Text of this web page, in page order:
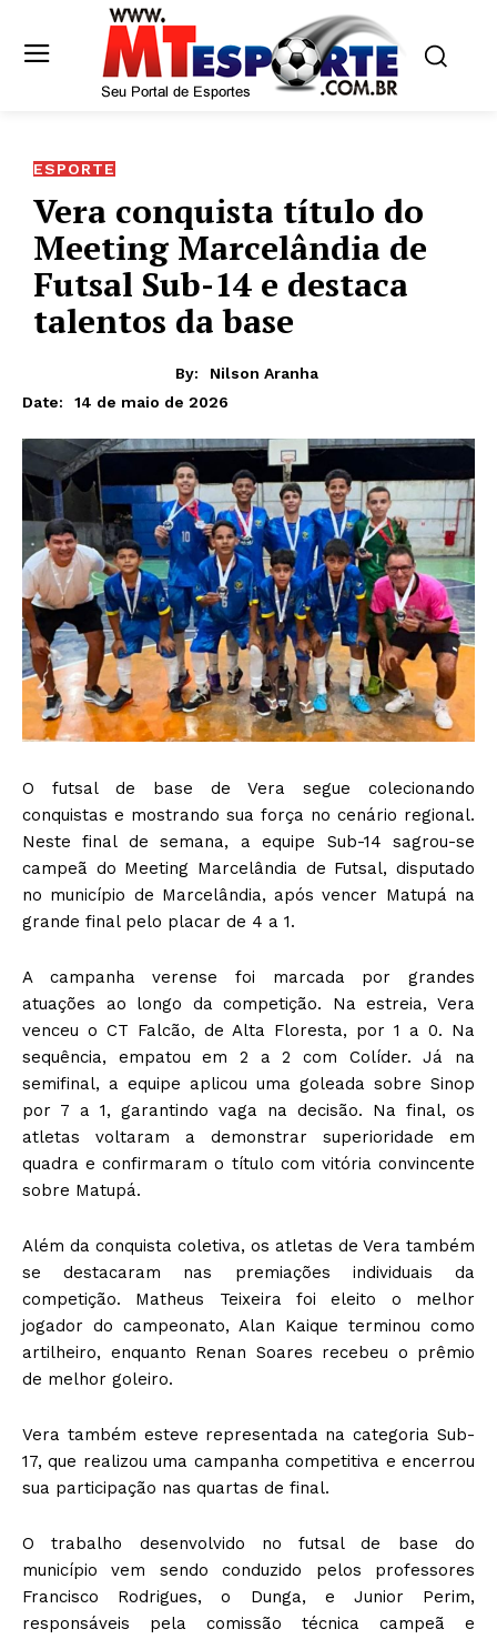
ESPORTE
Vera conquista título do
Meeting Marcelândia de
Futsal Sub-14 e destaca
talentos da base
By:
Nilson Aranha
Date:
14 de maio de 2026
O futsal de base de Vera segue colecionando
conquistas e mostrando sua força no cenário regional.
Neste final de semana, a equipe Sub-14 sagrou-se
campeã do Meeting Marcelândia de Futsal, disputado
no município de Marcelândia, após vencer Matupá na
grande final pelo placar de 4 a 1.
A campanha verense foi marcada por grandes
atuações ao longo da competição. Na estreia, Vera
venceu o CT Falcão, de Alta Floresta, por 1 a 0. Na
sequência, empatou em 2 a 2 com Colíder. Já na
semifinal, a equipe aplicou uma goleada sobre Sinop
por 7 a 1, garantindo vaga na decisão. Na final, os
atletas voltaram a demonstrar superioridade em
quadra e confirmaram o título com vitória convincente
sobre Matupá.
Além da conquista coletiva, os atletas de Vera também
se destacaram nas premiações individuais da
competição. Matheus Teixeira foi eleito o melhor
jogador do campeonato, Alan Kaique terminou como
artilheiro, enquanto Renan Soares recebeu o prêmio
de melhor goleiro.
Vera também esteve representada na categoria Sub-
17, que realizou uma campanha competitiva e encerrou
sua participação nas quartas de final.
O trabalho desenvolvido no futsal de base do
município vem sendo conduzido pelos professores
Francisco Rodrigues, o Dunga, e Junior Perim,
responsáveis pela comissão técnica campeã e